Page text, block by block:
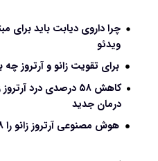
چرا داروی دیابت باید برای
ویدئو
برای تقویت زانو و آرتروز
کاهش ۵۸ درصدی درد
درمان جدید
هوش مصنوعی آرتروز زانو را ۸ سال زودتر پیش‌بینی می‌کند